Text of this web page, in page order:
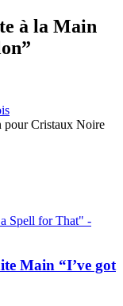
à la Main
pour Cristaux Noire
Main “I’ve got